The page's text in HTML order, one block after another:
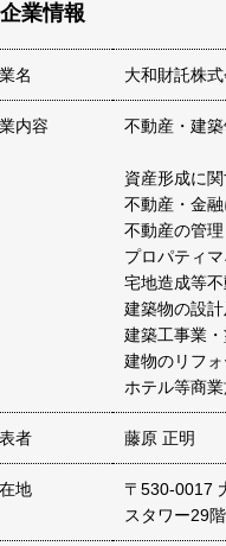
企業情報
名 大和財託株
内容 不動産・建
資産形成に
不動産・金
不動産の管
プロパティ
宅地造成等
建築物の設
建築工事業
建物のリフ
ホテル等商
者 藤原 正明
地
〒530-0017
スタワー29階